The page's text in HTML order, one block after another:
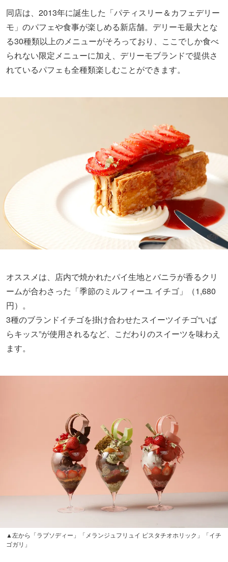
同店は、2013年に誕生した「パティスリー＆カフェデリー
モ」のパフェや食事が楽しめる新店舗。デリーモ最大とな
る30種類以上のメニューがそろっており、ここでしか食べ
られない限定メニューに加え、デリーモブランドで提供さ
れているパフェも全種類楽しむことができます。
オススメは、店内で焼かれたパイ生地とバニラが香るクリ
ームが合わさった「季節のミルフィーユ イチゴ」（1,680
円）。
3種のブランドイチゴを掛け合わせたスイーツイチゴ“いば
らキッス”が使用されるなど、こだわりのスイーツを味わえ
ます。
▲左から「ラブソディー」「メランジュフリュイ ピスタチオホリック」「イチ
ゴガリ」